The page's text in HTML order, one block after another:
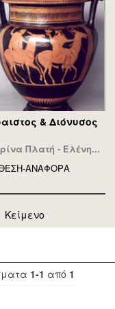
& Διόνυσος
Πλατή - Ελένη...
ΑΝΑΦΟΡA
Κείμενο
1-1 από 1